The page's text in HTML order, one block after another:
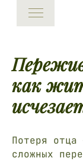
как
Потеря
сложных